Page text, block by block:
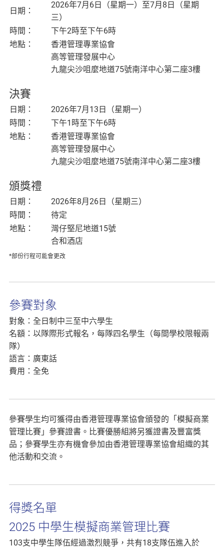
日期：
2026年7月6日（星期一）至7月8日（星期
三）
時間：
下午2時至下午6時
地點：
香港管理專業協會
高等管理發展中心
九龍尖沙咀麼地道75號南洋中心第二座3樓
決賽
日期：
2026年7月13日（星期一）
時間：
下午1時至下午6時
地點：
香港管理專業協會
高等管理發展中心
九龍尖沙咀麼地道75號南洋中心第二座3樓
頒獎禮
日期：
2026年8月26日（星期三）
時間：
待定
地點：
灣仔堅尼地道15號
合和酒店
*部份行程可能會更改
參賽對象
對象：全日制中三至中六學生
名額：以隊際形式報名，每隊四名學生（每間學校限報兩
隊）
語言：廣東話
費用：全免
參賽學生均可獲得由香港管理專業協會頒發的「模擬商業
管理比賽」參賽證書。比賽優勝組將另獲證書及豐富獎
品；參賽學生亦有機會參加由香港管理專業協會組織的其
他活動和交流。
得獎名單
2025 中學生模擬商業管理比賽
103支中學生隊伍經過激烈競爭，共有18支隊伍進入於